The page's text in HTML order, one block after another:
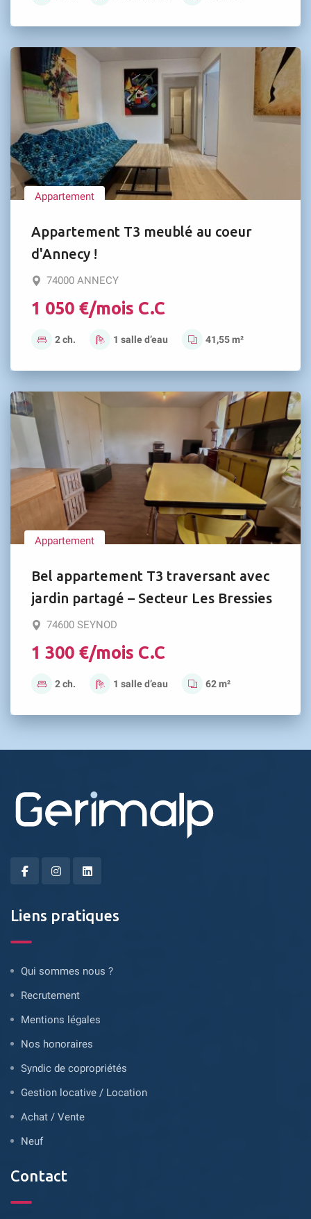
Appartement
Appartement T3 meublé au coeur
d'Annecy !
74000 ANNECY
1 050 €/mois C.C
2 ch. 1 salle d’eau 41,55 m²
Appartement
Bel appartement T3 traversant avec
jardin partagé – Secteur Les Bressies
74600 SEYNOD
1 300 €/mois C.C
2 ch. 1 salle d’eau 62 m²
Liens pratiques
Qui sommes nous ?
Recrutement
Mentions légales
Nos honoraires
Syndic de copropriétés
Gestion locative / Location
Achat / Vente
Neuf
Contact